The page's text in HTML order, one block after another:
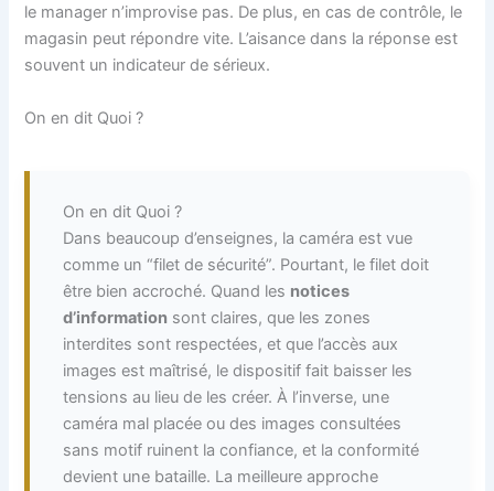
le manager n’improvise pas. De plus, en cas de contrôle, le
magasin peut répondre vite. L’aisance dans la réponse est
souvent un indicateur de sérieux.
On en dit Quoi ?
On en dit Quoi ?
Dans beaucoup d’enseignes, la caméra est vue
comme un “filet de sécurité”. Pourtant, le filet doit
être bien accroché. Quand les notices
d’information sont claires, que les zones
interdites sont respectées, et que l’accès aux
images est maîtrisé, le dispositif fait baisser les
tensions au lieu de les créer. À l’inverse, une
caméra mal placée ou des images consultées
sans motif ruinent la confiance, et la conformité
devient une bataille. La meilleure approche